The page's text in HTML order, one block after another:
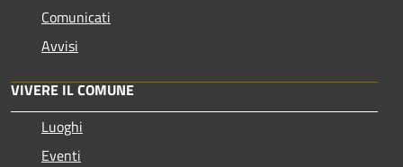
Comunicati
Avvisi
VIVERE IL COMUNE
Luoghi
Eventi